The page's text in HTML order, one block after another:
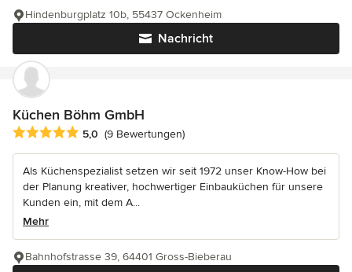
Nachricht
Hindenburgplatz 10b, 55437 Ockenheim
Küchen Böhm GmbH
Durchschnittliche Bewertung: 5 von 5 Sternen
5,0 (9 Bewertungen)
Als Küchenspezialist setzen wir seit 1972 unser Know-How bei
der Planung kreativer, hochwertiger Einbauküchen für unsere
Kunden ein, mit dem A...
Mehr
Bahnhofstrasse 39, 64401 Gross-Bieberau